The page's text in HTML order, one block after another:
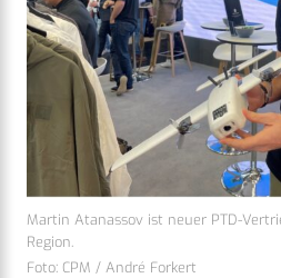
Martin Atanassov ist neuer PTD-
Region.
Foto: CPM / André Forkert